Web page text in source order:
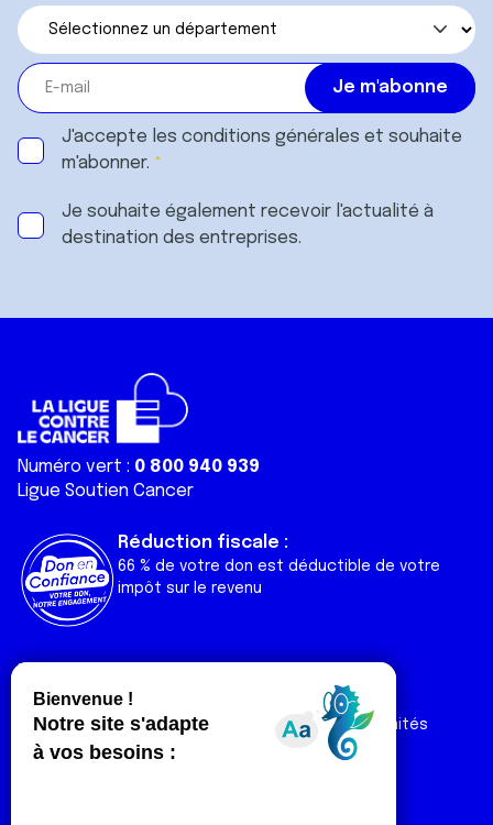
J'accepte les conditions générales et souhaite
m'abonner.
Je souhaite également recevoir l'actualité à
destination des entreprises.
Numéro vert : 0 800 940 939
Ligue Soutien Cancer
Réduction fiscale :
66 % de votre don est déductible de votre
impôt sur le revenu
Liens utiles
Nos actualités
Nos publications
Contact
Espace Ligue & comités
Espace chercheur